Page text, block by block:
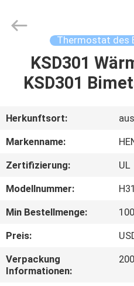
STARTSEITE
VR
SHOW
ÜBER
UNS
FABRIK
TOUR
Electric
Thermostat des
KSD301
KSD301
Herkunftsort:
Markenname:
Zertifizierung:
UL
Modellnummer:
H31
Min Bestellmenge:
Preis:
Verpackung
Informationen: